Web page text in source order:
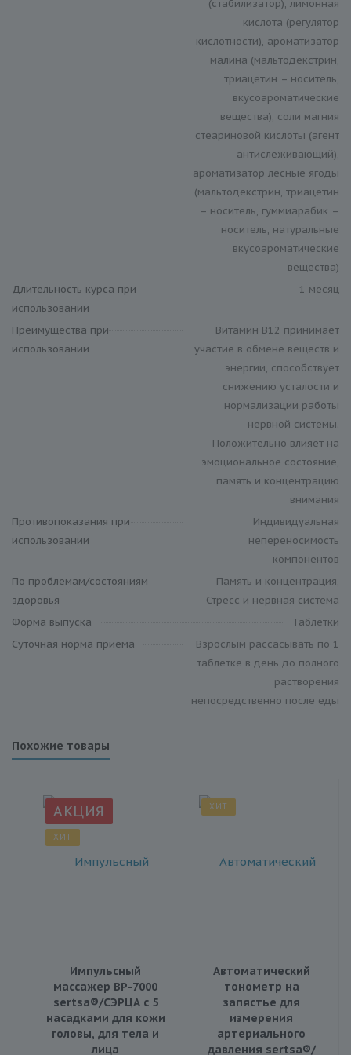
(стабилизатор), лимонная
кислота (регулятор
кислотности), ароматизатор
малина (мальтодекстрин,
триацетин – носитель,
вкусоароматические
вещества), соли магния
стеариновой кислоты (агент
антислеживающий),
ароматизатор лесные ягоды
(мальтодекстрин, триацетин
– носитель, гуммиарабик –
носитель, натуральные
вкусоароматические
вещества)
Длительность курса при
использовании
1 месяц
Преимущества при
использовании
Витамин В12 принимает
участие в обмене веществ и
энергии, способствует
снижению усталости и
нормализации работы
нервной системы.
Положительно влияет на
эмоциональное состояние,
память и концентрацию
внимания
Противопоказания при
использовании
Индивидуальная
непереносимость
компонентов
По проблемам/состояниям
здоровья
Память и концентрация,
Стресс и нервная система
Форма выпуска
Таблетки
Суточная норма приёма
Взрослым рассасывать по 1
таблетке в день до полного
растворения
непосредственно после еды
Похожие товары
АКЦИЯ
ХИТ
Импульсный
массажер BP-7000
sertsa®/СЭРЦА с 5
насадками для кожи
головы, для тела и
лица
ХИТ
Автоматический
тонометр на
запястье для
измерения
артериального
давления sertsa®/